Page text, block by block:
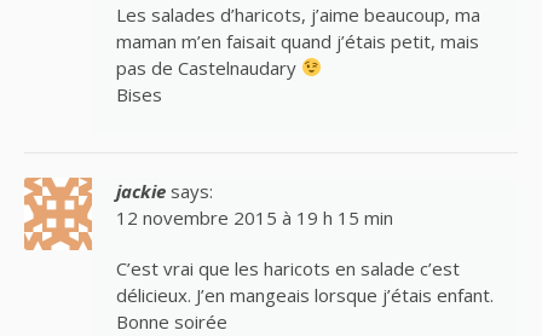
Les salades d’haricots, j’aime beaucoup, ma
maman m’en faisait quand j’étais petit, mais
pas de Castelnaudary
Bises
jackie says:
12 novembre 2015 à 19 h 15 min
C’est vrai que les haricots en salade c’est
délicieux. J’en mangeais lorsque j’étais enfant.
Bonne soirée